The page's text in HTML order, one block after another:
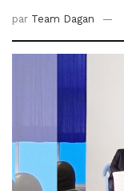
par Team Dagan